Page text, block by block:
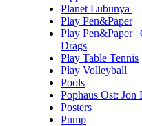
Planet Lubunya
Play Pen&Paper
Play Pen&Paper |
Drags
Play Table Tennis
Play Volleyball
Pools
Pophaus Ost: Jon
Posters
Pump